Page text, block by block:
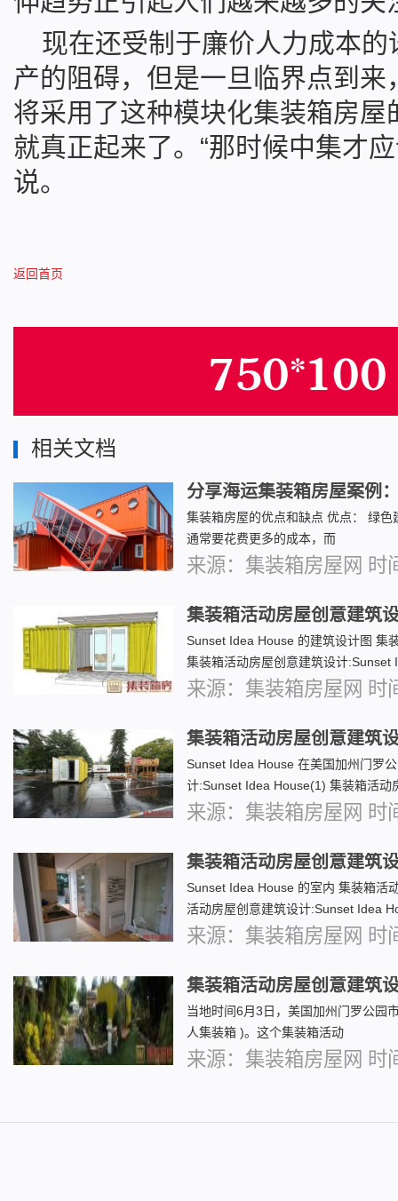
现在还受制于廉价人力成本
产的阻碍，但是一旦临界点到
将采用了这种模块化集装箱房
就真正起来了。“那时候中集才
说。
返回首页
相关文档
分享海运集装箱房屋案例
集装箱房屋的优点和缺点 优点： 绿
通常要花费更多的成本，而
来源：集装箱房屋网 时
集装箱活动房屋创意建筑
Sunset Idea House 的建筑设计图 集
集装箱活动房屋创意建筑设计:Sunset
来源：集装箱房屋网 时
集装箱活动房屋创意建筑
Sunset Idea House 在美国加州门罗
计:Sunset Idea House(1) 集装箱活动
来源：集装箱房屋网 时
集装箱活动房屋创意建筑
Sunset Idea House 的室内 集装箱活
活动房屋创意建筑设计:Sunset Idea
来源：集装箱房屋网 时
集装箱活动房屋创意建筑
当地时间6月3日，美国加州门罗公园
人集装箱 )。这个集装箱活动
来源：集装箱房屋网 时